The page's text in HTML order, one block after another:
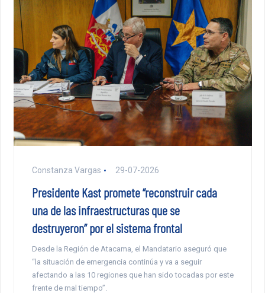
Constanza Vargas 29-07-2026
Presidente Kast promete “reconstruir cada
una de las infraestructuras que se
destruyeron” por el sistema frontal
Desde la Región de Atacama, el Mandatario aseguró que
“la situación de emergencia continúa y va a seguir
afectando a las 10 regiones que han sido tocadas por este
frente de mal tiempo”.